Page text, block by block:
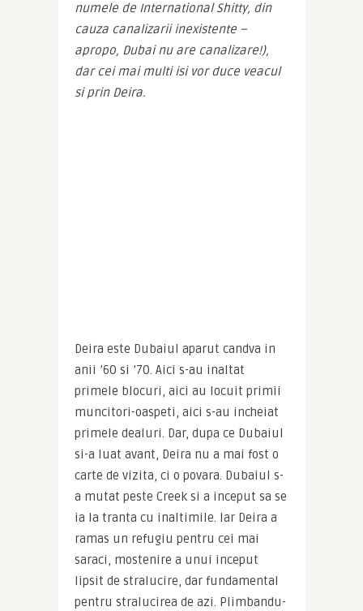
numele de International Shitty, din
cauza canalizarii inexistente –
apropo, Dubai nu are canalizare!),
dar cei mai multi isi vor duce veacul
si prin Deira.
Deira este Dubaiul aparut candva in
anii ’60 si ’70. Aici s-au inaltat
primele blocuri, aici au locuit primii
muncitori-oaspeti, aici s-au incheiat
primele dealuri. Dar, dupa ce Dubaiul
si-a luat avant, Deira nu a mai fost o
carte de vizita, ci o povara. Dubaiul s-
a mutat peste Creek si a inceput sa se
ia la tranta cu inaltimile. Iar Deira a
ramas un refugiu pentru cei mai
saraci, mostenire a unui inceput
lipsit de stralucire, dar fundamental
pentru stralucirea de azi. Plimbandu-